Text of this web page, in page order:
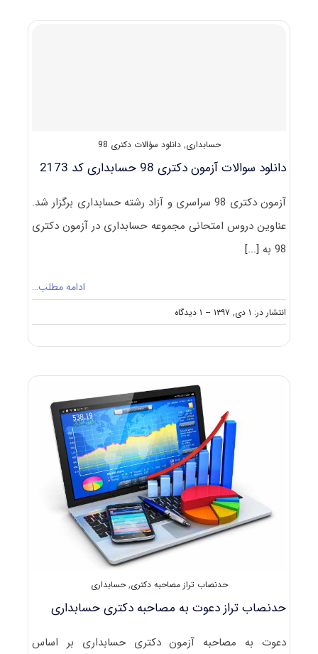
+
حسابداری,دانلود سؤالات دکتری 98
دانلود سوالات آزمون دکتری 98 حسابداری کد 2173
آزمون دکتری 98 سراسری و آزاد رشته حسابداری برگزار شد.
عناوین دروس امتحانی مجموعه حسابداری در آزمون دکتری
98 به
[...]
ادامه مطلب…
انتشار در: ۱ دی, ۱۳۹۷ -- ۱ دیدگاه
on
دانلود
۹۸
حسابداری
کد
۲۱۷۳
حدنصاب تراز مصاحبه دکتری,حسابداری
حدنصاب تراز دعوت به مصاحبه دکتری حسابداری
دعوت به مصاحبه آزمون دکتری حسابداری بر اساس